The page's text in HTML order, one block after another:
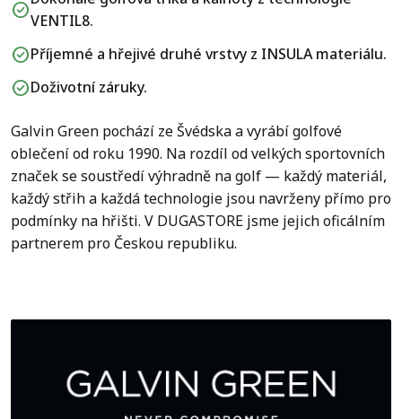
check_circleVENTIL8.
check_circlePříjemné a hřejivé druhé vrstvy z INSULA materiálu.
check_circleDoživotní záruky.
Galvin Green pochází ze Švédska a vyrábí golfové
oblečení od roku 1990. Na rozdíl od velkých sportovních
značek se soustředí výhradně na golf — každý materiál,
každý střih a každá technologie jsou navrženy přímo pro
podmínky na hřišti. V DUGASTORE jsme jejich oficálním
partnerem pro Českou republiku.